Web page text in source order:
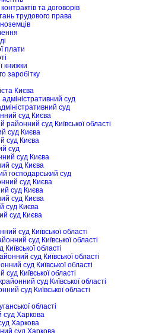
та договорів
трудового права
плати
книжки
заробітку
Києва
суд
суд
суд Києва
суд Київської області
суд Києва
суд Києва
суд
суд Києва
суд Києва
господарський суд
суд Києва
суд Києва
суд Києва
суд Києва
суд Києва
суд Київської області
суд Київської області
Київської області
суд Київської області
суд Київської області
Київської області
суд Київської області
суд Київської області
області
суд Харкова
Харкова
суд Харкова